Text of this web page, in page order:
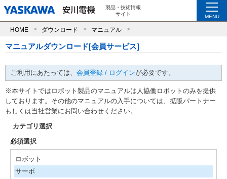
製品・技術情報
サイト
MENU
HOME ダウンロード マニュアル
マニュアルダウンロード[会員サービス]
ご利用にあたっては、 会員登録 / ログインが必要です。
※本サイトではロボット製品のマニュアルは人協働ロボットのみを提供
しております。その他のマニュアルの入手については、拡販パートナー
もしくは当社営業にお問い合わせください。
カテゴリ選択
必須選択
ロボット
サーボ